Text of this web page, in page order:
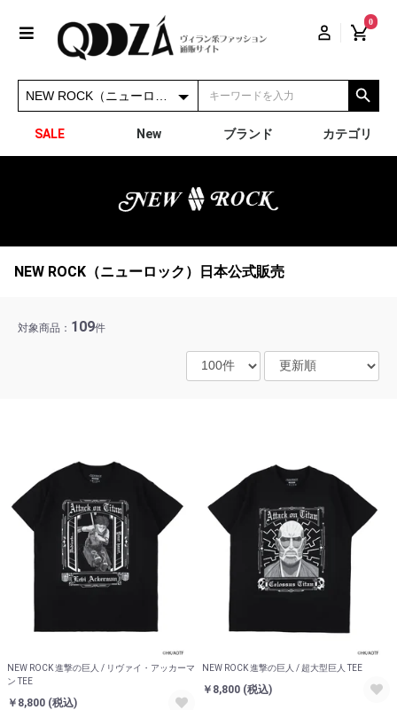
0
SALE New ブランド カテゴリ
NEW ROCK（ニューロック）日本公式販売
対象商品： 109件
NEW ROCK 進撃の巨人 / リヴァイ・アッカーマ
ン TEE
￥8,800 (税込)
NEW ROCK 進撃の巨人 / 超大型巨人 TEE
￥8,800 (税込)